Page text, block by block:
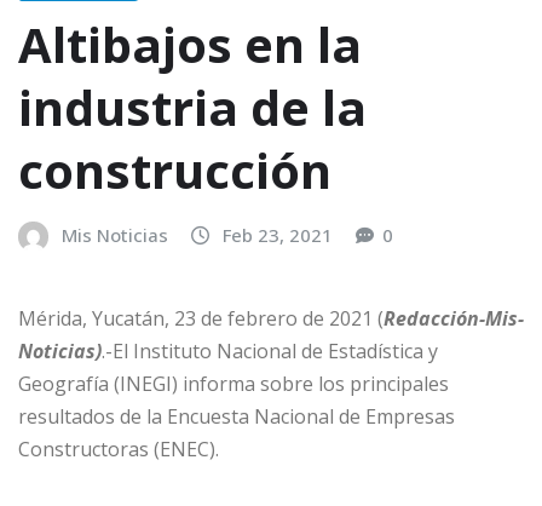
Altibajos en la
industria de la
construcción
Mis Noticias Feb 23, 2021 0
Mérida, Yucatán, 23 de febrero de 2021 (Redacción-Mis-
Noticias).-El Instituto Nacional de Estadística y
Geografía (INEGI) informa sobre los principales
resultados de la Encuesta Nacional de Empresas
Constructoras (ENEC).